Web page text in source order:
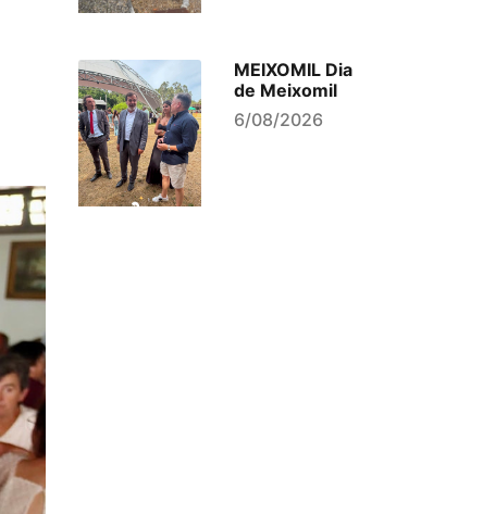
MEIXOMIL Dia
de Meixomil
6/08/2026